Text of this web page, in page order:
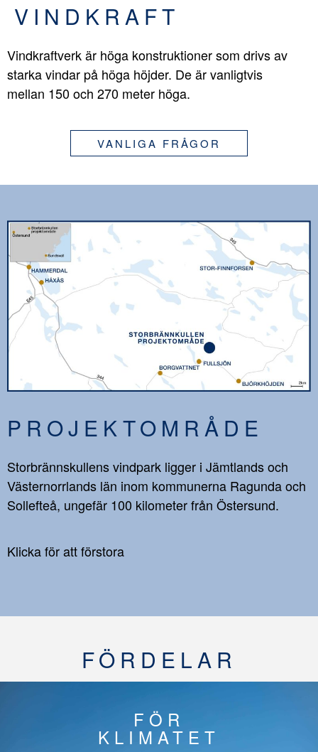
VINDKRAFT
Vindkraftverk är höga konstruktioner som drivs av
starka vindar på höga höjder. De är vanligtvis
mellan 150 och 270 meter höga.
VANLIGA FRÅGOR
PROJEKTOMRÅDE
Storbrännskullens vindpark ligger i Jämtlands och
Västernorrlands län inom kommunerna Ragunda och
Sollefteå, ungefär 100 kilometer från Östersund.
Klicka för att förstora
FÖRDELAR
FÖR
KLIMATET